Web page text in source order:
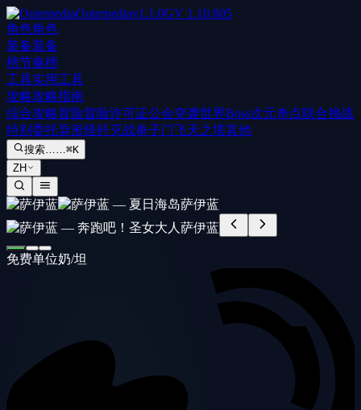
Outerpediav1.1.0GV 1.10.805
角色角色
装备装备
榜节奏榜
工具实用工具
攻略攻略指南
综合攻略冒险冒险许可证公会突袭世界Boss次元奇点联合挑战
特别委托异形怪歼灭战单子门飞天之塔其他
搜索……⌘K
ZH
免费单位奶/坦